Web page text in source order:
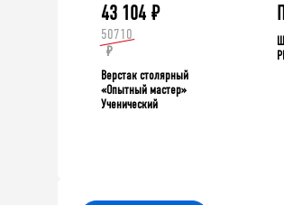
43 104 ₽
50710
₽
Верстак столярный
«Опытный мастер»
Ученический